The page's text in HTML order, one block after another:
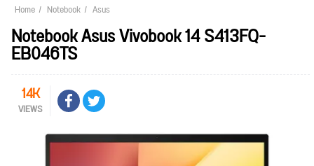
Home Notebook Asus
Notebook Asus Vivobook 14 S413FQ-
EB046TS
14K
VIEWS